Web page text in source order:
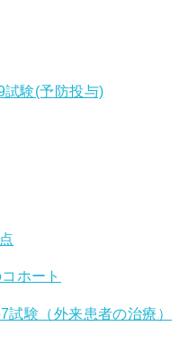
験(予防投与)
ホート
験（外来患者の治療）